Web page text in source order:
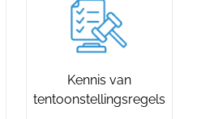
Kennis van
tentoonstellingsregels